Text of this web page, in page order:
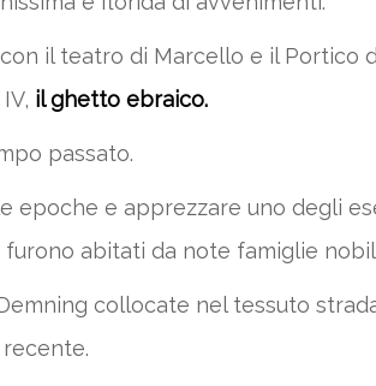
il teatro di Marcello e il Portico
il ghetto ebraico.
passato.
epoche e apprezzare uno degli
abitati da note famiglie
collocate nel tessuto